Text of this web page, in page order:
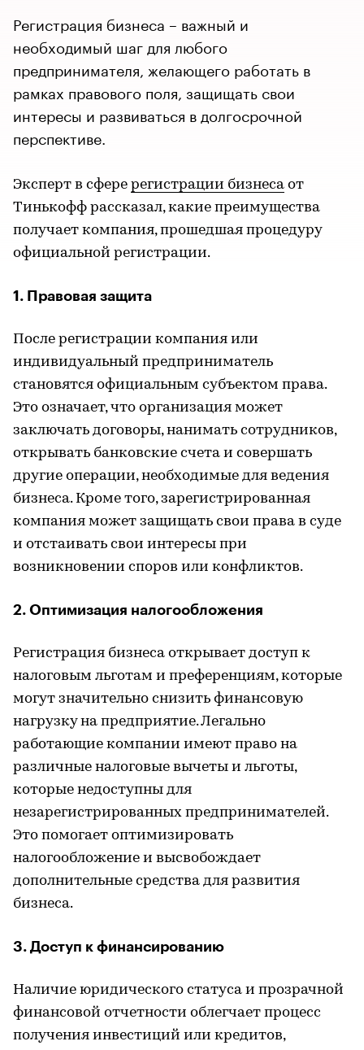
Регистрация бизнеса – важный и
необходимый шаг для любого
предпринимателя, желающего работать в
рамках правового поля, защищать свои
интересы и развиваться в долгосрочной
перспективе.
Эксперт в сфере регистрации бизнеса от
Тинькофф рассказал, какие преимущества
получает компания, прошедшая процедуру
официальной регистрации.
1. Правовая защита
После регистрации компания или
индивидуальный предприниматель
становятся официальным субъектом права.
Это означает, что организация может
заключать договоры, нанимать сотрудников,
открывать банковские счета и совершать
другие операции, необходимые для ведения
бизнеса. Кроме того, зарегистрированная
компания может защищать свои права в суде
и отстаивать свои интересы при
возникновении споров или конфликтов.
2. Оптимизация налогообложения
Регистрация бизнеса открывает доступ к
налоговым льготам и преференциям, которые
могут значительно снизить финансовую
нагрузку на предприятие. Легально
работающие компании имеют право на
различные налоговые вычеты и льготы,
которые недоступны для
незарегистрированных предпринимателей.
Это помогает оптимизировать
налогообложение и высвобождает
дополнительные средства для развития
бизнеса.
3. Доступ к финансированию
Наличие юридического статуса и прозрачной
финансовой отчетности облегчает процесс
получения инвестиций или кредитов,